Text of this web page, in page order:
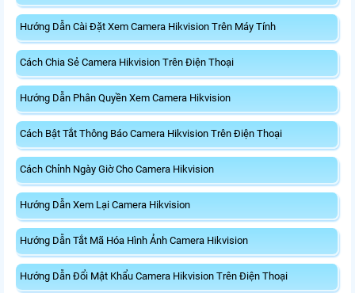
Hướng Dẫn Cài Đặt Xem Camera Hikvision Trên Máy Tính
Cách Chia Sẻ Camera Hikvision Trên Điện Thoại
Hướng Dẫn Phân Quyền Xem Camera Hikvision
Cách Bật Tắt Thông Báo Camera Hikvision Trên Điện Thoại
Cách Chỉnh Ngày Giờ Cho Camera Hikvision
Hướng Dẫn Xem Lại Camera Hikvision
Hướng Dẫn Tắt Mã Hóa Hình Ảnh Camera Hikvision
Hướng Dẫn Đổi Mật Khẩu Camera Hikvision Trên Điện Thoại